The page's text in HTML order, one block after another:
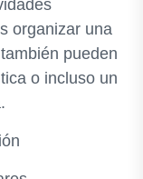
organizar una
pueden
o incluso un